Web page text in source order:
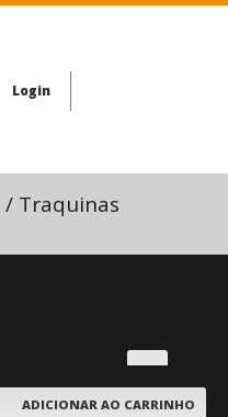
Login
/ Traquinas
ADICIONAR AO CARRINHO